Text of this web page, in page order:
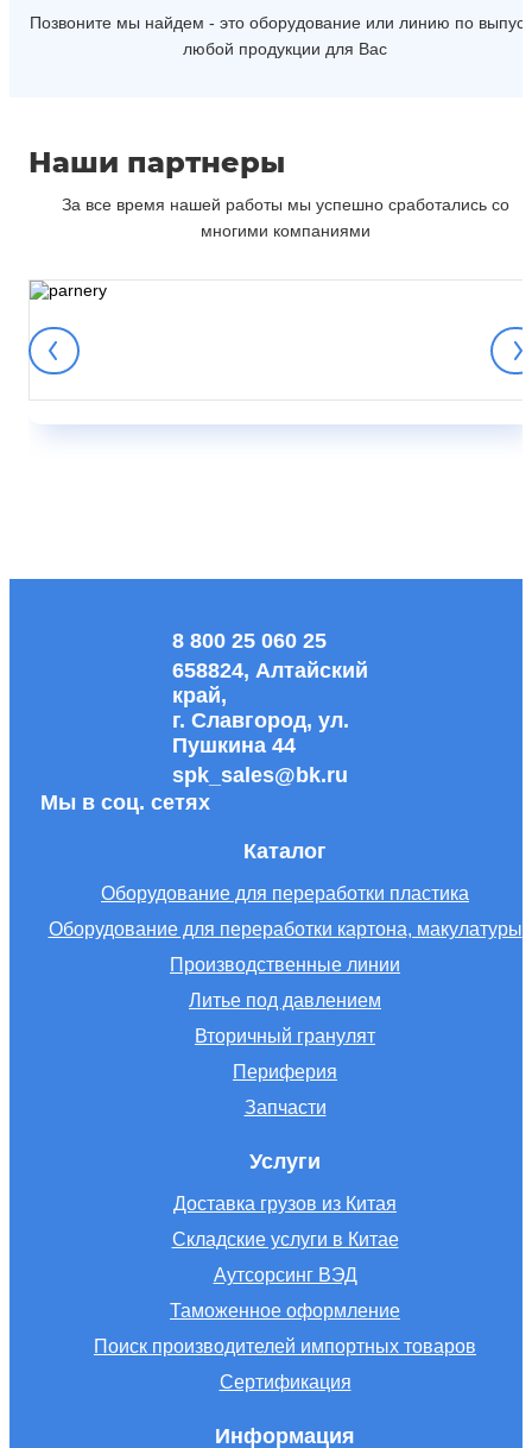
Позвоните мы найдем - это оборудование или линию по
любой продукции для Вас
Наши партнеры
За все время нашей работы мы успешно сработались со
многими компаниями
8 800 25 060 25
658824, Алтайский
край,
г. Славгород, ул.
Пушкина 44
spk_sales@bk.ru
Мы в соц. сетях
Каталог
Оборудование для переработки пластика
Оборудование для переработки картона, макулатуры
Производственные линии
Литье под давлением
Вторичный гранулят
Периферия
Запчасти
Услуги
Доставка грузов из Китая
Складские услуги в Китае
Аутсорсинг ВЭД
Таможенное оформление
Поиск производителей импортных товаров
Сертификация
Информация